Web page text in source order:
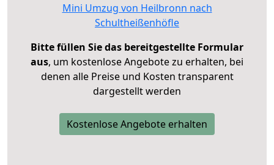
Mini Umzug von Heilbronn nach
Schultheißenhöfle
Bitte füllen Sie das bereitgestellte Formular
aus, um kostenlose Angebote zu erhalten, bei
denen alle Preise und Kosten transparent
dargestellt werden
Kostenlose Angebote erhalten